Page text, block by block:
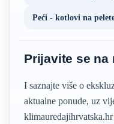
Peći - kotlovi na
Prijavite se na
I saznajte više o
aktualne ponude, uz
klimauredajihrvatska.hr